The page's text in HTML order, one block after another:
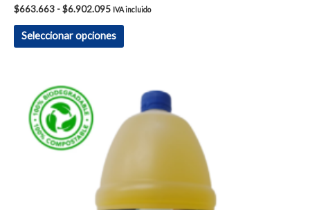
$663.663 -$6.902.095 IVA incluido
Seleccionar opciones
desde
$78.802
hasta
$4.097.694
producto
tiene
opciones